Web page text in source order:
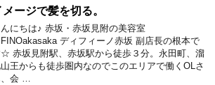
メージで髪を切る。
にちは♪ 赤坂・赤坂見附の美容室
ディフィーノ赤坂 副店長の根本で
赤坂見附駅、赤坂駅から徒歩３分。永田町、溜
王からも徒歩圏内なのでこのエリアで働くOLさ
、会 …